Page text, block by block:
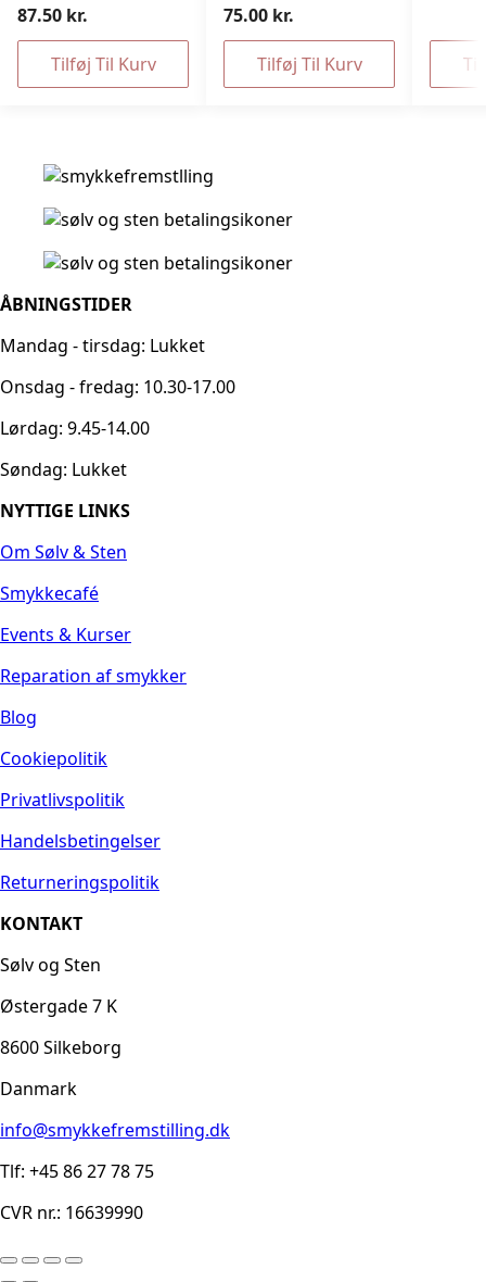
87.50 kr.
Tilføj Til Kurv
75.00 kr.
Tilføj Til Kurv
ÅBNINGSTIDER
Mandag - tirsdag: Lukket
Onsdag - fredag: 10.30-17.00
Lørdag: 9.45-14.00
Søndag: Lukket
NYTTIGE LINKS
Om Sølv & Sten
Smykkecafé
Events & Kurser
Reparation af smykker
Blog
Cookiepolitik
Privatlivspolitik
Handelsbetingelser
Returneringspolitik
KONTAKT
Sølv og Sten
Østergade 7 K
8600 Silkeborg
Danmark
info@smykkefremstilling.dk
Tlf: +45 86 27 78 75
CVR nr.: 16639990